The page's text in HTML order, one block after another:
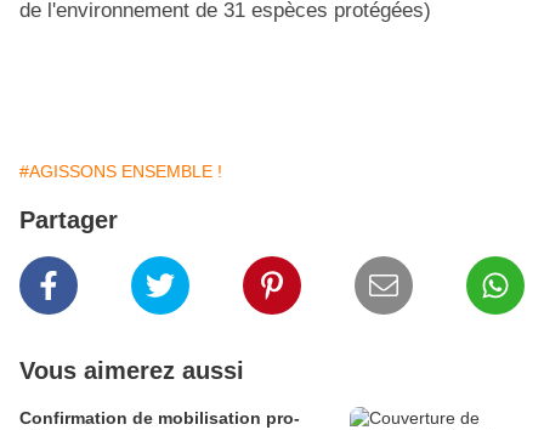
de l'environnement de 31 espèces protégées)
#AGISSONS ENSEMBLE !
Partager
Vous aimerez aussi
Confirmation de mobilisation pro-